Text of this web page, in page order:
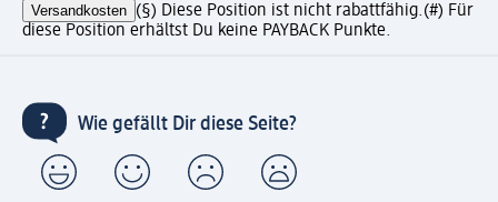
Versandkosten (§) Diese Position ist nicht rabattfähig.(#) Für
diese Position erhältst Du keine PAYBACK Punkte.
Wie gefällt Dir diese Seite?